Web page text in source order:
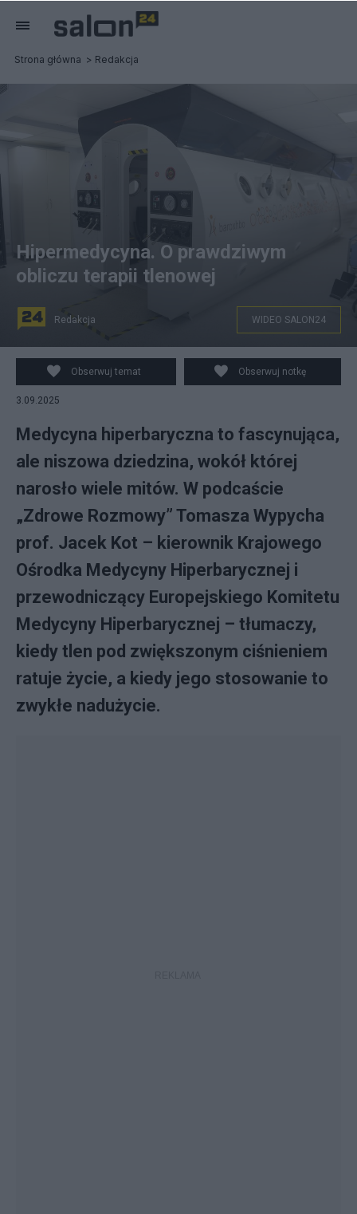
Strona główna Redakcja
Komora hiperbaryczna, fot. PAP/Marcin Obara
Hipermedycyna. O prawdziwym
obliczu terapii tlenowej
Redakcja WIDEO SALON24
Obserwuj temat Obserwuj notkę
3.09.2025
Medycyna hiperbaryczna to fascynująca,
ale niszowa dziedzina, wokół której
narosło wiele mitów. W podcaście
„Zdrowe Rozmowy” Tomasza Wypycha
prof. Jacek Kot – kierownik Krajowego
Ośrodka Medycyny Hiperbarycznej i
przewodniczący Europejskiego Komitetu
Medycyny Hiperbarycznej – tłumaczy,
kiedy tlen pod zwiększonym ciśnieniem
ratuje życie, a kiedy jego stosowanie to
zwykłe nadużycie.